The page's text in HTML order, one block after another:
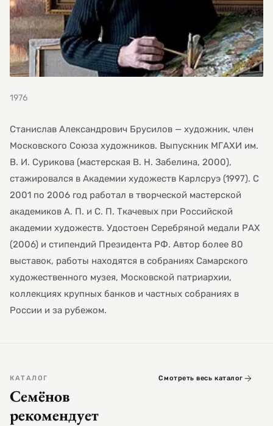
1976
Станислав Александрович Брусилов — художник, член
Московского Союза художников. Выпускник МГАХИ им.
В. И. Сурикова (мастерская В. Н. Забелина, 2000),
стажировался в Академии художеств Карлсруэ (1997). С
2001 по 2006 год работал в творческой мастерской
академиков А. П. и С. П. Ткачевых при Российской
академии художеств. Удостоен Серебряной медали РАХ
(2006) и стипендий Президента РФ. Автор более 80
выставок, работы находятся в собраниях Самарского
художественного музея, Московской патриархии,
коллекциях крупных банков и частных собраниях в
России и за рубежом.
КАТАЛОГ
Семёнов
рекомендует
Смотреть весь каталог